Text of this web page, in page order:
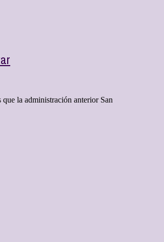
la administración anterior San